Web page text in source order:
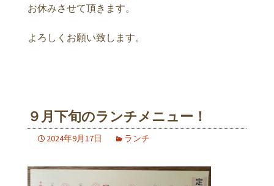
お休みさせて頂きます。
よろしくお願い致します。
９月下旬のランチメニュー！
2024年9月17日 ランチ